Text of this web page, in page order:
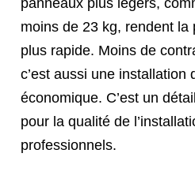
moins de 23 kg, rendent la
plus rapide. Moins de
c’est aussi une installation
économique. C’est un
pour la qualité de
professionnels.